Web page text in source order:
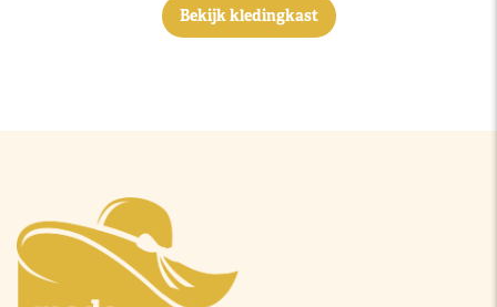
Bekijk kledingkast